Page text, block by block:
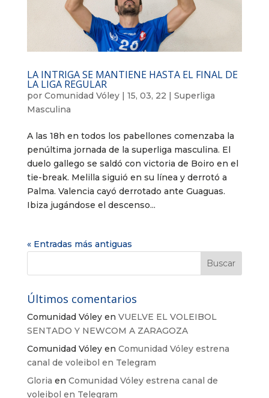
LA INTRIGA SE MANTIENE HASTA EL FINAL DE
LA LIGA REGULAR
por Comunidad Vóley| 15, 03, 22 | Superliga
Masculina
A las 18h en todos los pabellones comenzaba la
penúltima jornada de la superliga masculina. El
duelo gallego se saldó con victoria de Boiro en el
tie-break. Melilla siguió en su línea y derrotó a
Palma. Valencia cayó derrotado ante Guaguas.
Ibiza jugándose el descenso...
« Entradas más antiguas
Últimos comentarios
Comunidad Vóleyen VUELVE EL VOLEIBOL
SENTADO Y NEWCOM A ZARAGOZA
Comunidad Vóleyen Comunidad Vóley estrena
canal de voleibol en Telegram
Gloria en Comunidad Vóley estrena canal de
voleibol en Telegram